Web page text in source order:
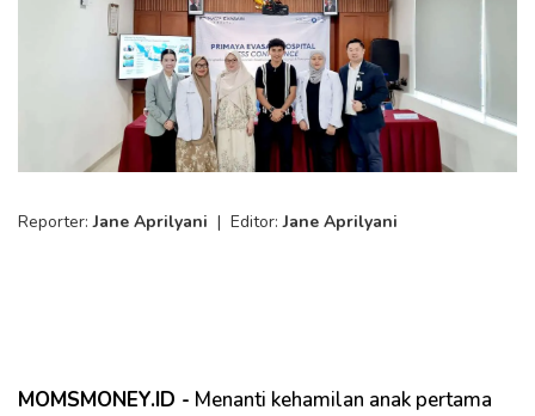
Reporter:Jane Aprilyani | Editor:Jane Aprilyani
MOMSMONEY.ID - Menanti kehamilan anak pertama